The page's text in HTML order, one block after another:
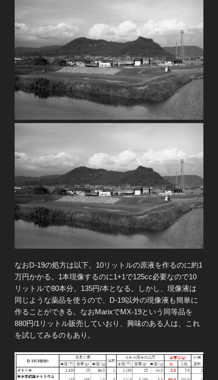
なおD-19の処方は以下。10リットルの原液を作るのに約1
万円かかる。1本現像するのに1+1で125cc必要なので10
リットルで80本分。135円/本となる。しかし、現像液は
同じような薬品を使うので、D-19以外の現像液も簡単に
作ることができる。なおMarixでMX-19という同等品を
880円/1リットル販売していおり、興味のある人は、これ
を試してみるのもあり。